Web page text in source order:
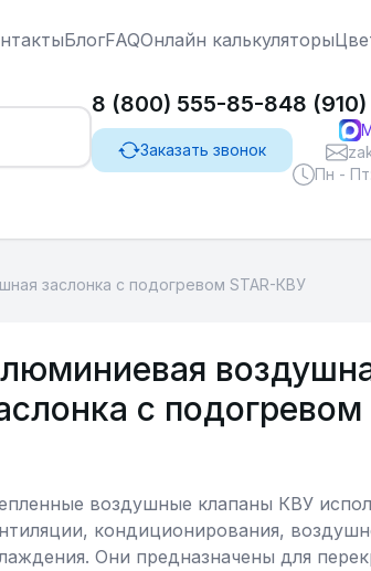
БлогFAQОнлайн калькуляторы
8 (800) 555-85-84
Заказать звонок
8
Пн -
заслонка с подогревом STAR-КВУ
с
воздушные клапаны КВУ
кондиционирования,
Они предназначены для